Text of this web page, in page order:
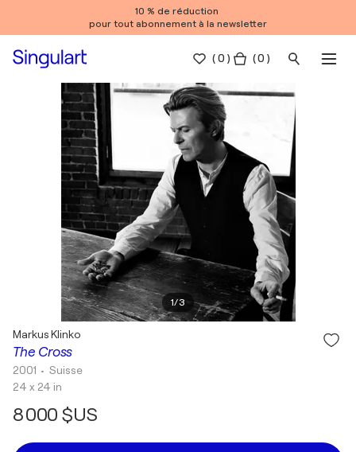
10 % de réduction
pour tout abonnement à la newsletter
(0 ) ( 0 )
1/3
The Cross
Markus Klinko
2001 • Suisse
24 x 24 in
8 000 $US